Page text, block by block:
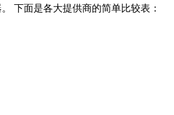
下面是各大提供商的简单比较表：